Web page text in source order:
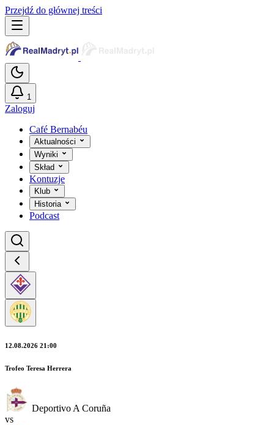
Przejdź do głównej treści
1
Zaloguj
Café Bernabéu
Aktualności
Wyniki
Skład
Kontuzje
Klub
Historia
Podcast
12.08.2026 21:00
Trofeo Teresa Herrera
Deportivo A Coruña
vs